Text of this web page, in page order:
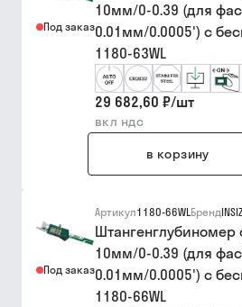
Под заказ
10мм/0-0.39 (для
0.01мм/0.0005') с
1180-63WL
29 682,60 ₽/шт
вкл ндс
в корзину
Под заказ
Артикул1180-66WLБренд
10мм/0-0.39 (для
0.01мм/0.0005') с
1180-66WL